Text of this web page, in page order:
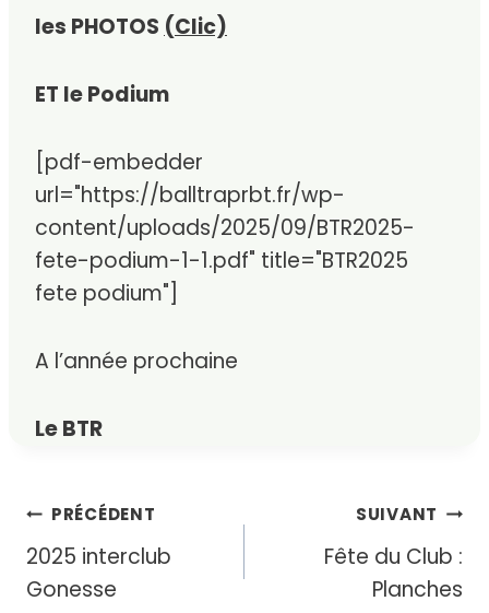
les PHOTOS (Clic)
ET le Podium
[pdf-embedder
url="https://balltraprbt.fr/wp-
content/uploads/2025/09/BTR2025-
fete-podium-1-1.pdf" title="BTR2025
fete podium"]
A l’année prochaine
Le BTR
Navigation
de
PRÉCÉDENT
2025 interclub
Gonesse
SUIVANT
Fête du Club :
Planches